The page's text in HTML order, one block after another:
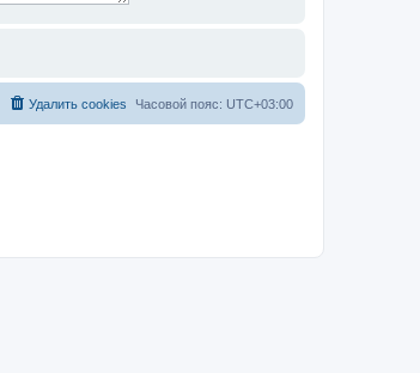
Часовой пояс: UTC+03:00
Удалить cookies